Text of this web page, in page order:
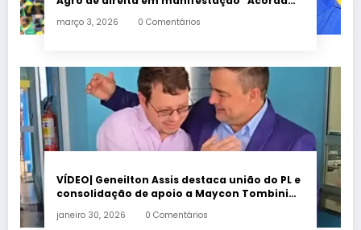
março 3, 2026 0 Comentários
VÍDEO| Geneilton Assis destaca união do PL e
consolidação de apoio a Maycon Tombini
janeiro 30, 2026 0 Comentários